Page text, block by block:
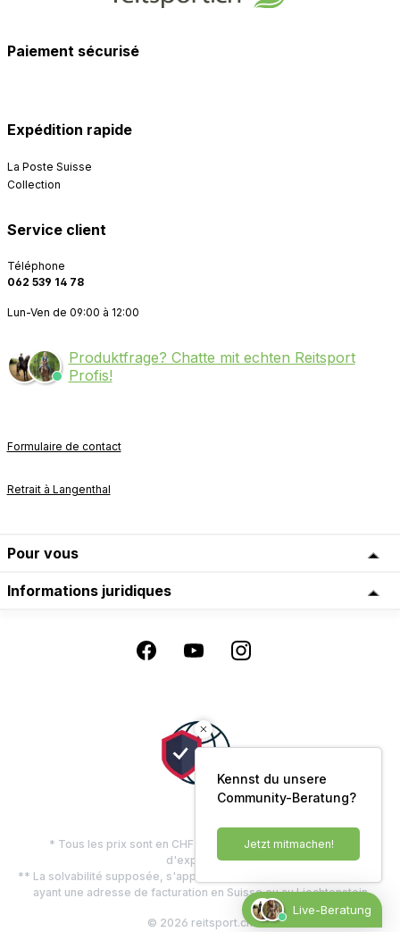
Paiement sécurisé
Expédition rapide
La Poste Suisse
Collection
Service client
Téléphone
062 539 14 78
Lun-Ven de 09:00 à 12:00
Produktfrage? Chatte mit echten Reitsport
Profis!
Formulaire de contact
Retrait à Langenthal
Pour vous
Informations juridiques
* Tous les prix sont en CHF, TVA comprise, plus les frais
d'expédition
** La solvabilité supposée, s'applique uniquement aux clients privés
ayant une adresse de facturation en Suisse ou au Liechtenstein
© 2026 reitsport.ch
Kennst du unsere
Community-Beratung?
Jetzt mitmachen!
Live-Beratung